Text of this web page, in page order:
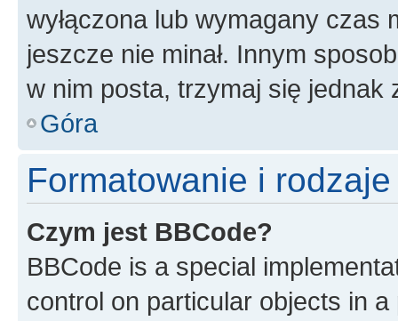
wyłączona lub wymagany czas
jeszcze nie minał. Innym
w nim posta, trzymaj się jednak
Góra
Formatowanie i
Czym jest BBCode?
BBCode is a special
control on particular objects in